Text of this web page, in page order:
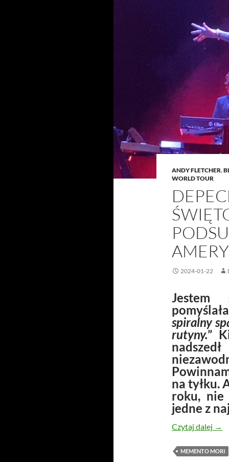
ANDY FLETCHER,
WORLD TOUR
2024-01-22
Jestem
spiralny
rutyny.”
na tyłku.
roku, nie
jedne z
Czytaj dalej →
MEMENTO MORI